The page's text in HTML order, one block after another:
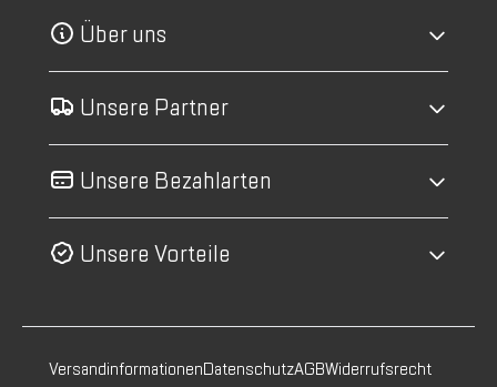
Über uns
Unsere Partner
Unsere Bezahlarten
Unsere Vorteile
VersandinformationenDatenschutzAGBWiderrufsrecht